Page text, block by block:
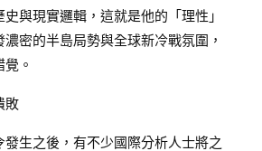
史與現實邏輯，這就是他的「理性」
密的半島局勢與全球新冷戰氛圍，
。
敗
生之後，有不少國際分析人士將之